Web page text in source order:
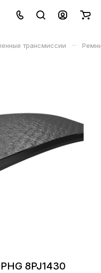
трансмиссии –
8PJ1430